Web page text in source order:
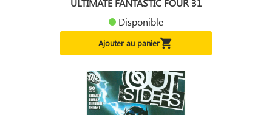
ULTIMATE FANTASTIC FOUR 31
Disponible
Ajouter au panier